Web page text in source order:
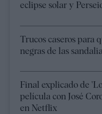
eclipse solar y
Trucos caseros para
negras de las
Final explicado de
película con José
en Netflix